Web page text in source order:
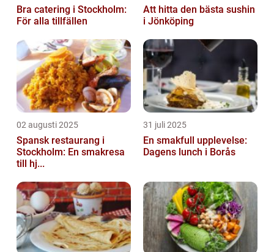
Bra catering i Stockholm:
För alla tillfällen
Att hitta den bästa sushin
i Jönköping
02 augusti 2025
Spansk restaurang i
Stockholm: En smakresa
till hj...
31 juli 2025
En smakfull upplevelse:
Dagens lunch i Borås